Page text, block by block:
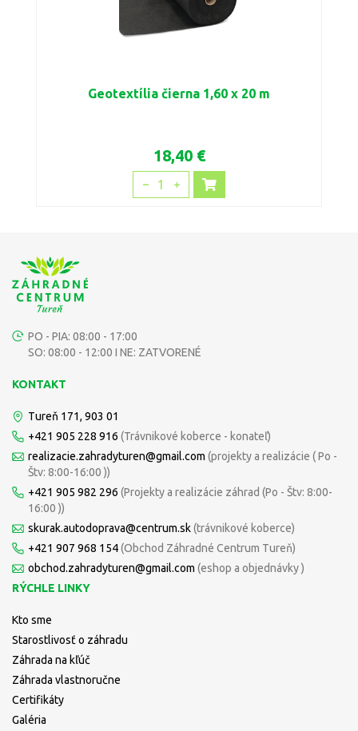
Geotextília čierna 1,60 x 20 m
18,40 €
1
PO - PIA: 08:00 - 17:00
SO: 08:00 - 12:00 I NE: ZATVORENÉ
KONTAKT
Tureň 171, 903 01
+421 905 228 916 (Trávnikové koberce - konateľ)
realizacie.zahradyturen@gmail.com (projekty a realizácie ( Po -
Štv: 8:00-16:00 ))
+421 905 982 296 (Projekty a realizácie záhrad (Po - Štv: 8:00-
16:00 ))
skurak.autodoprava@centrum.sk(trávnikové koberce)
+421 907 968 154(Obchod Záhradné Centrum Tureň)
obchod.zahradyturen@gmail.com (eshop a objednávky )
RÝCHLE LINKY
Kto sme
Starostlivosť o záhradu
Záhrada na kľúč
Záhrada vlastnoručne
Certifikáty
Galéria